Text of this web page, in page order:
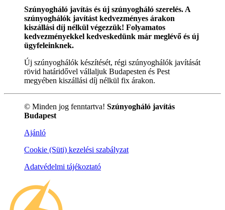
Szúnyogháló javítás és új szúnyogháló szerelés. A
szúnyoghálók javítást kedvezményes árakon
kiszállási díj nélkül végezzük! Folyamatos
kedvezményekkel kedveskedünk már meglévő és új
ügyfeleinknek.
Új szúnyoghálók készítését, régi szúnyoghálók javítását
rövid határidővel vállaljuk Budapesten és Pest
megyében kiszállási díj nélkül fix árakon.
© Minden jog fenntartva! Szúnyogháló javítás
Budapest
Ajánló
Cookie (Süti) kezelési szabályzat
Adatvédelmi tájékoztató